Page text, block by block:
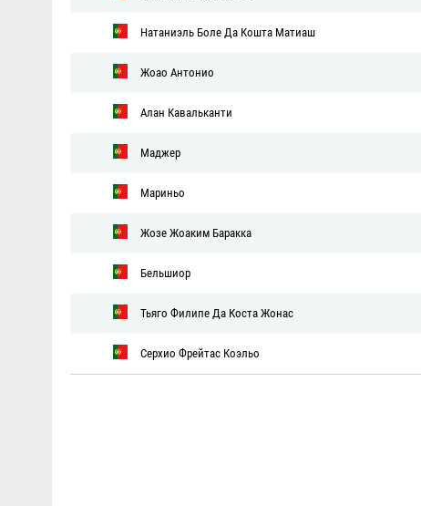
Натаниэль Боле Да Кошта Матиаш
Жоао Антонио
Алан Кавальканти
Маджер
Мариньо
Жозе Жоаким Баракка
Бельшиор
Тьяго Филипе Да Коста Жонас
Серхио Фрейтас Коэльо